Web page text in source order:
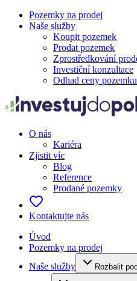
Pozemky na prodej
Naše služby
Koupit pozemek
Prodat pozemek
Zprostředkování
Investiční konzultace
Odhad ceny
O nás
Kariéra
Zjistit víc
Blog
Reference
Prodané pozemky
Kontaktujte nás
Úvod
Pozemky na prodej
Naše služby
Rozbalit